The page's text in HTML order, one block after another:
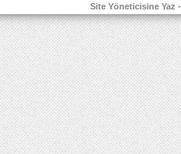
Site Yöneticisine Yaz